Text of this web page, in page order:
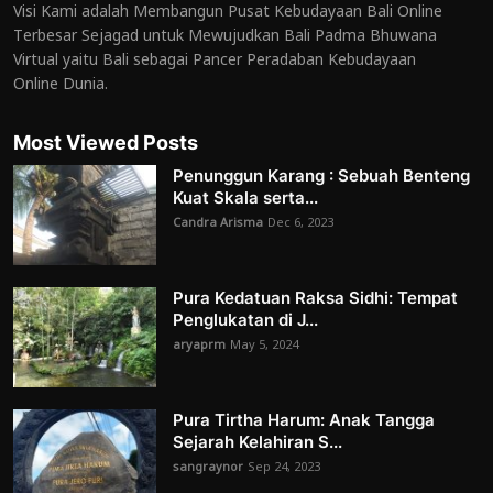
Visi Kami adalah Membangun Pusat Kebudayaan Bali Online
Terbesar Sejagad untuk Mewujudkan Bali Padma Bhuwana
Virtual yaitu Bali sebagai Pancer Peradaban Kebudayaan
Online Dunia.
Most Viewed Posts
Penunggun Karang : Sebuah Benteng
Kuat Skala serta...
Candra Arisma Dec 6, 2023
Pura Kedatuan Raksa Sidhi: Tempat
Penglukatan di J...
aryaprm May 5, 2024
Pura Tirtha Harum: Anak Tangga
Sejarah Kelahiran S...
sangraynor Sep 24, 2023